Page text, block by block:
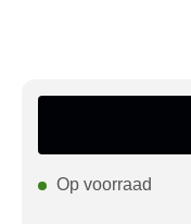
Op voorraad